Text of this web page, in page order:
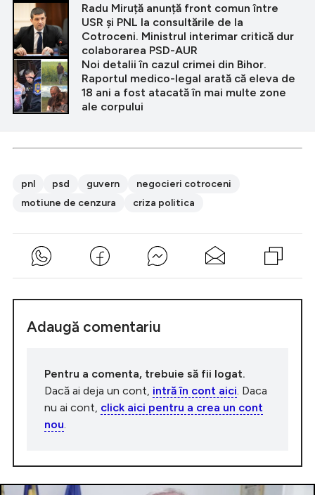
Radu Miruță anunță front comun între
USR și PNL la consultările de la
Cotroceni. Ministrul interimar critică dur
colaborarea PSD-AUR
Noi detalii în cazul crimei din Bihor.
Raportul medico-legal arată că eleva de
18 ani a fost atacată în mai multe zone
ale corpului
pnl psd guvern
negocieri cotroceni
motiune de cenzura
criza politica
Adaugă comentariu
Pentru a comenta, trebuie să fii logat.
Dacă ai deja un cont, intră în cont aici . Daca
nu ai cont, click aici pentru a crea un cont
nou